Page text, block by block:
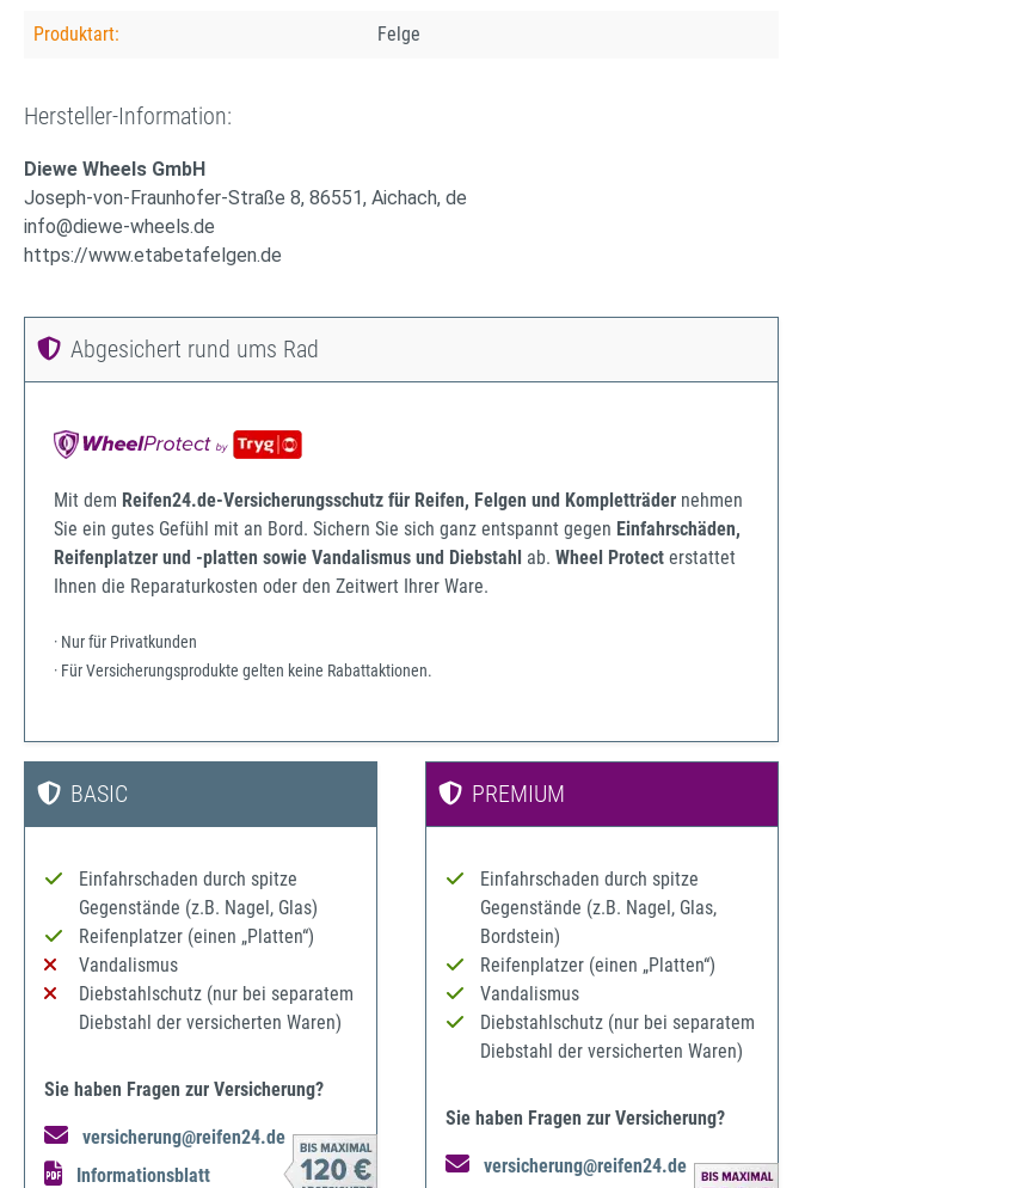
Produktart: Felge
Hersteller-Information:
Diewe Wheels GmbH
Joseph-von-Fraunhofer-Straße 8, 86551, Aichach, de
info@diewe-wheels.de
https://www.etabetafelgen.de
Abgesichert rund ums Rad
Mit dem Reifen24.de-Versicherungsschutz für Reifen, Felgen und Kompletträder nehmen
Sie ein gutes Gefühl mit an Bord. Sichern Sie sich ganz entspannt gegen Einfahrschäden,
Reifenplatzer und -platten sowie Vandalismus und Diebstahl ab. Wheel Protect erstattet
Ihnen die Reparaturkosten oder den Zeitwert Ihrer Ware.
· Nur für Privatkunden
· Für Versicherungsprodukte gelten keine Rabattaktionen.
BASIC
Einfahrschaden durch spitze
Gegenstände (z.B. Nagel, Glas)
Reifenplatzer (einen „Platten“)
Vandalismus
Diebstahlschutz (nur bei separatem
Diebstahl der versicherten Waren)
Sie haben Fragen zur Versicherung?
versicherung@reifen24.de
Informationsblatt
PREMIUM
Einfahrschaden durch spitze
Gegenstände (z.B. Nagel, Glas,
Bordstein)
Reifenplatzer (einen „Platten“)
Vandalismus
Diebstahlschutz (nur bei separatem
Diebstahl der versicherten Waren)
Sie haben Fragen zur Versicherung?
versicherung@reifen24.de